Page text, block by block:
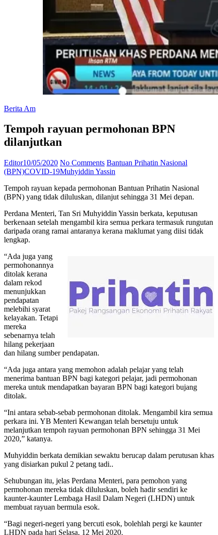
Berita Am
Tempoh rayuan permohonan BPN
dilanjutkan
Editor10/05/2020 No Comments Bantuan Prihatin Nasional
(BPN)COVID-19Muhyiddin Yassin
Tempoh rayuan kepada permohonan Bantuan Prihatin Nasional
(BPN) yang tidak diluluskan, dilanjut sehingga 31 Mei depan.
Perdana Menteri, Tan Sri Muhyiddin Yassin berkata, keputusan
berkenaan setelah mengambil kira semua perkara termasuk rungutan
daripada orang ramai antaranya kerana maklumat yang diisi tidak
lengkap.
“Ada juga yang
permohonannya
ditolak kerana
dalam rekod
menunjukkan
pendapatan
melebihi syarat
kelayakan. Tetapi
mereka
sebenarnya telah
hilang pekerjaan
dan hilang sumber pendapatan.
“Ada juga antara yang memohon adalah pelajar yang telah
menerima bantuan BPN bagi kategori pelajar, jadi permohonan
mereka untuk mendapatkan bayaran BPN bagi kategori bujang
ditolak.
“Ini antara sebab-sebab permohonan ditolak. Mengambil kira semua
perkara ini. YB Menteri Kewangan telah bersetuju untuk
melanjutkan tempoh rayuan permohonan BPN sehingga 31 Mei
2020,” katanya.
Muhyiddin berkata demikian sewaktu berucap dalam perutusan khas
yang disiarkan pukul 2 petang tadi..
Sehubungan itu, jelas Perdana Menteri, para pemohon yang
permohonan mereka tidak diluluskan, boleh hadir sendiri ke
kaunter-kaunter Lembaga Hasil Dalam Negeri (LHDN) untuk
membuat rayuan bermula esok.
“Bagi negeri-negeri yang bercuti esok, bolehlah pergi ke kaunter
LHDN pada hari Selasa, 12 Mei 2020.